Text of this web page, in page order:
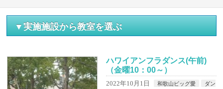
▼実施施設から教室を選ぶ
ハワイアンフラダンス(午前)
（金曜10：00～）
2022年10月1日 和歌山ビッグ愛
ダン